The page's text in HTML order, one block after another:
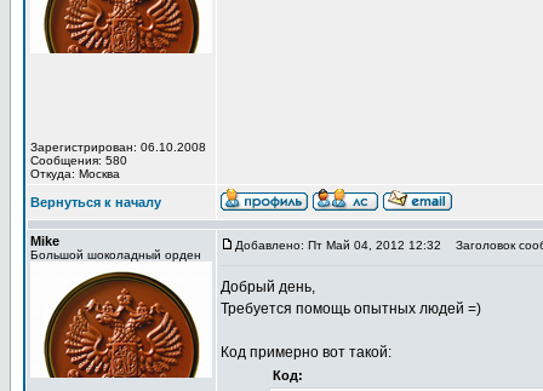
Зарегистрирован: 06.10.2008
Сообщения: 580
Откуда: Москва
Вернуться к началу
Mike
Большой шоколадный орден
Добавлено: Пт Май 04, 2012 12:32 Заголовок
Добрый день,
Требуется помощь опытных людей =)
Код примерно вот такой:
Код: